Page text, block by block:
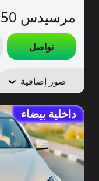
مرسيدس S550 للبيع
تواصل
صور إضافية
داخلية بيضاء